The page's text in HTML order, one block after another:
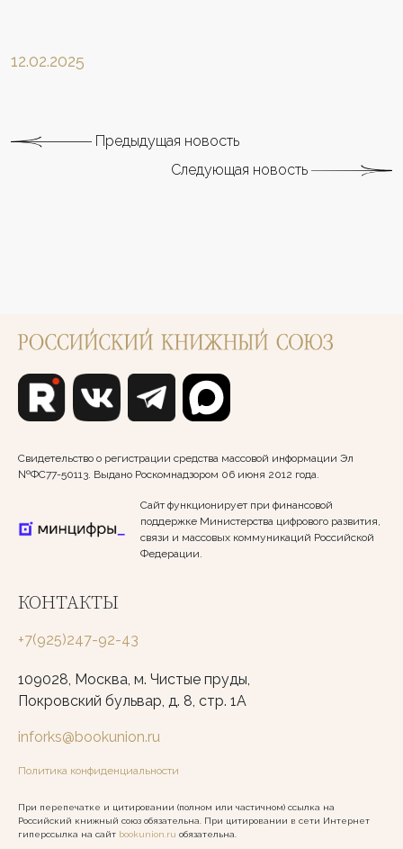
12.02.2025
Предыдущая новость
Следующая новость
Свидетельство о регистрации средства массовой информации Эл
№ФС77-50113. Выдано Роскомнадзором 06 июня 2012 года.
Сайт функционирует при финансовой
поддержке Министерства цифрового развития,
связи и массовых коммуникаций Российской
Федерации.
КОНТАКТЫ
+7(925)247-92-43
109028, Москва, м. Чистые пруды,
Покровский бульвар, д. 8, стр. 1А
inforks@bookunion.ru
Политика конфиденциальности
При перепечатке и цитировании (полном или частичном) ссылка на
Российский книжный союз обязательна. При цитировании в сети Интернет
гиперссылка на сайт bookunion.ru обязательна.